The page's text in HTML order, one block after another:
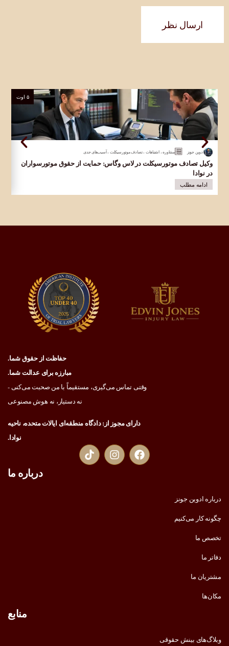
ارسال نظر
۵ اوت
ادوین جونز مشاوره،اشتباهات ،تصادف موتورسیکلت ،آسیب‌های جدی
وکیل تصادف موتورسیکلت در لاس وگاس: حمایت از حقوق موتورسواران
در نوادا
ادامه مطلب
حفاظت از حقوق شما.
مبارزه برای عدالت شما.
وقتی تماس می‌گیری، مستقیماً با من صحبت می‌کنی -
نه دستیار، نه هوش مصنوعی
دارای مجوز از: دادگاه منطقه‌ای ایالات متحده، ناحیه
نوادا.
درباره ما
درباره ادوین جونز
چگونه کار می‌کنیم
تخصص ما
دفاتر ما
مشتریان ما
مکان‌ها
منابع
وبلاگ‌های بینش حقوقی